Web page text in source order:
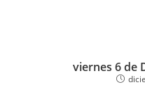
viernes 6 de